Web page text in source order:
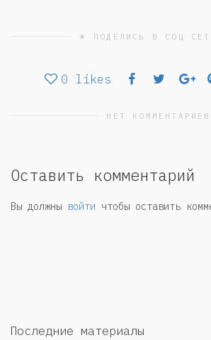
☀ ПОДЕЛИСЬ В СОЦ
0 likes
НЕТ КОММЕНТАРИЕВ
Оставить комментарий
Вы должны войти чтобы оставить
Последние материалы